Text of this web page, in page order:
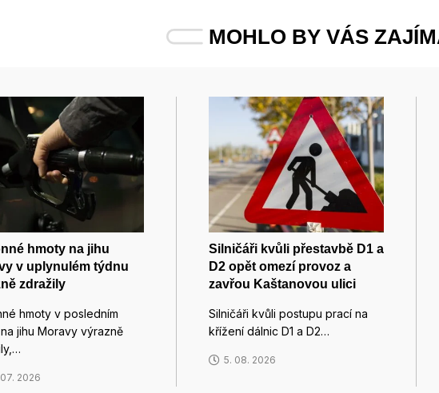
MOHLO BY VÁS
hmoty na jihu
v uplynulém týdnu
zdražily
hmoty v posledním
jihu Moravy výrazně
2026
Silničáři kvůli přestavbě D1 a
D2 opět omezí provoz a
zavřou Kaštanovou ulici
Silničáři kvůli postupu prací na
křížení dálnic D1 a D2…
5. 08. 2026